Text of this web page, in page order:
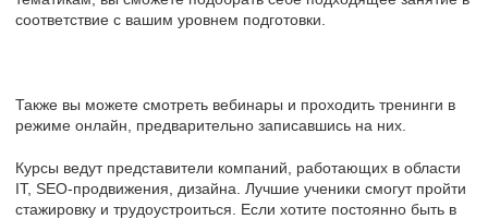
соответствие с вашим уровнем подготовки.
Также вы можете смотреть вебинары и проходить тренинги в
режиме онлайн, предварительно записавшись на них.
Курсы ведут представители компаний, работающих в области
IT, SEO-продвижения, дизайна. Лучшие ученики смогут пройти
стажировку и трудоустроиться. Если хотите постоянно быть в